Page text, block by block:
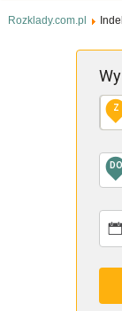
Rozklady.com.pl
Z
DO